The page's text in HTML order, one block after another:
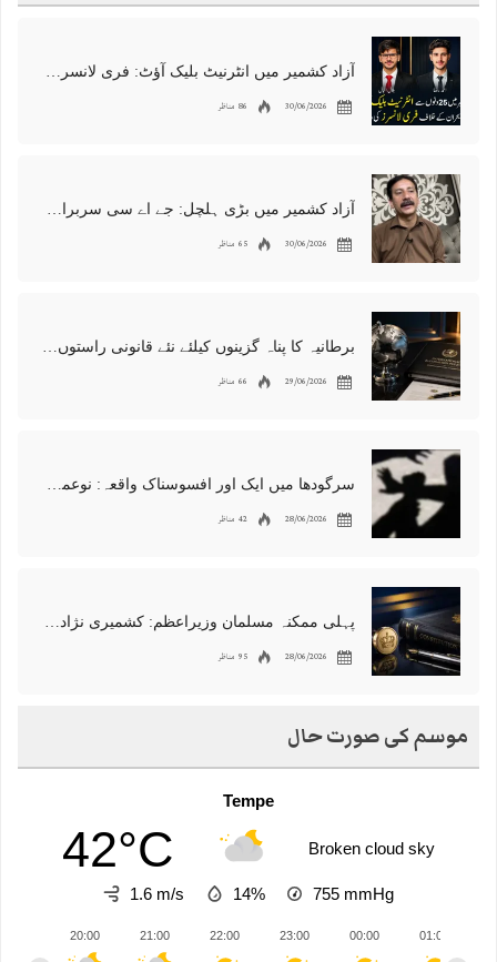
آزاد کشمیر میں انٹرنیٹ بلیک آؤٹ: فری لانسرز کا معاشی قتل، احتجاج شروع
30/06/2026 86 مناظر
آزاد کشمیر میں بڑی ہلچل: جے اے سی سربراہ شوکت نواز میر کی گرفتاری، دھرنا جاری
30/06/2026 65 مناظر
برطانیہ کا پناہ گزینوں کیلئے نئے قانونی راستوں اور اسپانسر شپ نظام کا اعلان
29/06/2026 66 مناظر
سرگودھا میں ایک اور افسوسناک واقعہ: نوعمر لڑکے سے مبینہ زیادتی، مقدمہ درج
28/06/2026 42 مناظر
پہلی ممکنہ مسلمان وزیراعظم: کشمیری نژاد شبانہ محمود برطانیہ میں مقبول
28/06/2026 95 مناظر
موسم کی صورت حال
Tempe
42°C Broken cloud sky
1.6 m/s 14% 755 mmHg
20:00 21:00 22:00 23:00 00:00 01:00